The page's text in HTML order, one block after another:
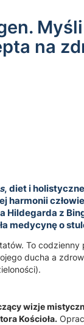
na
, diet i
harmonii
Hildegarda z
medycynę o
To
ducha a
wizje
Kościoła.